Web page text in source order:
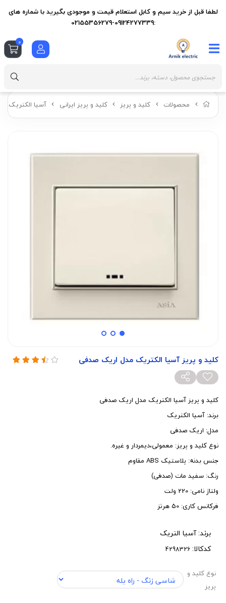
محصولات کلید و پریز کلید و پریز ایرانی آسیا الکتریک
کلید و پریز آسیا الکتریک مدل اریک صدفی
کلید و پریز آسیا الکتریک مدل اریک صدفی
برند: آسیا الکتریک
مدل: اریک صدفی
نوع کلید و پریز: معمولی،دیمردار و غیره.
جنس بدنه: پلاستیک ABS مقاوم
رنگ: سفید مات (صدفی)
ولتاژ نامی: 220 ولت
فرکانس کاری: 50 هرتز
برند:آسیا التریک
کدکالا:
نوع کلید و
پریز
لطفا قبل از خرید سیم و کابل استعلام قیمت و موجودی بگیرید با شماره های
:09124277339-02155356279
0